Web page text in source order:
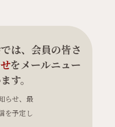
は、会員の皆さ
をメールニュー
す。
らせ、最
を予定し